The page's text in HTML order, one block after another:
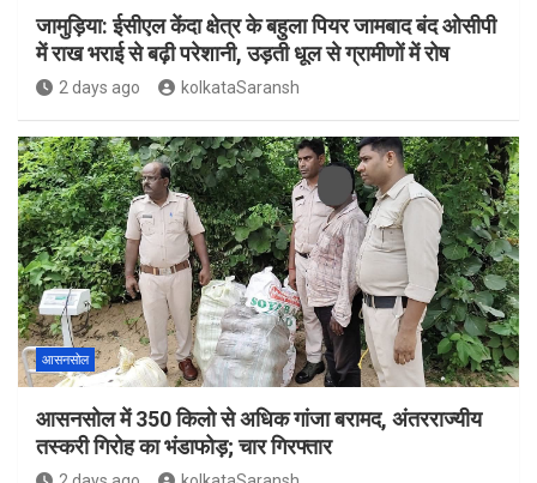
जामुड़िया: ईसीएल केंदा क्षेत्र के बहुला पियर जामबाद बंद ओसीपी
में राख भराई से बढ़ी परेशानी, उड़ती धूल से ग्रामीणों में रोष
2 days ago kolkataSaransh
आसनसोल
आसनसोल में 350 किलो से अधिक गांजा बरामद, अंतरराज्यीय
तस्करी गिरोह का भंडाफोड़; चार गिरफ्तार